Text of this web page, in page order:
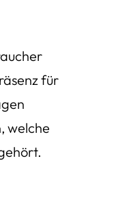
für
welche